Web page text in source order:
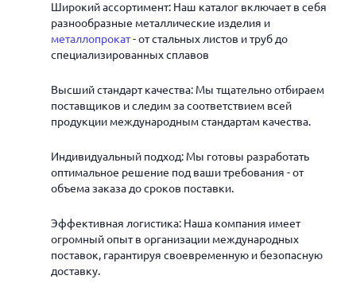
Широкий ассортимент: Наш каталог включает в себя
разнообразные металлические изделия и
металлопрокат- от стальных листов и труб до
специализированных сплавов
Высший стандарт качества: Мы тщательно отбираем
поставщиков и следим за соответствием всей
продукции международным стандартам качества.
Индивидуальный подход: Мы готовы разработать
оптимальное решение под ваши требования - от
объема заказа до сроков поставки.
Эффективная логистика: Наша компания имеет
огромный опыт в организации международных
поставок, гарантируя своевременную и безопасную
доставку.